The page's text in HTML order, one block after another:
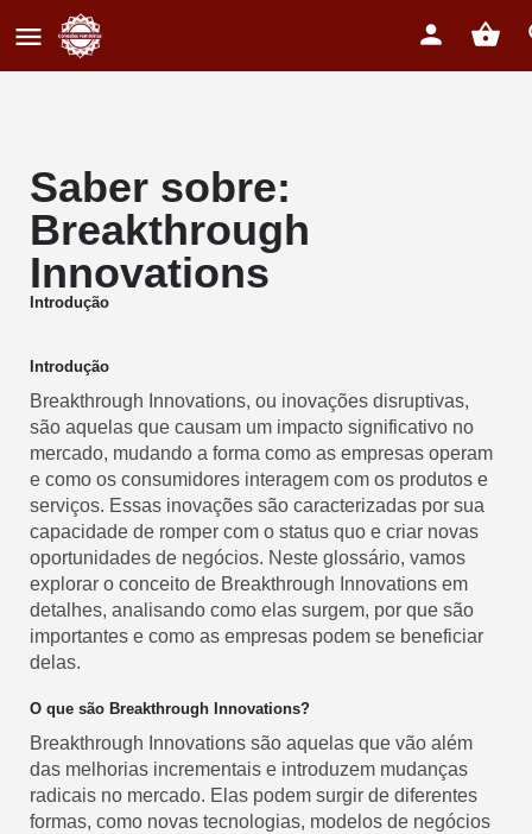
Saber sobre:
Breakthrough
Innovations
Introdução
Introdução
Breakthrough Innovations, ou inovações disruptivas,
são aquelas que causam um impacto significativo no
mercado, mudando a forma como as empresas operam
e como os consumidores interagem com os produtos e
serviços. Essas inovações são caracterizadas por sua
capacidade de romper com o status quo e criar novas
oportunidades de negócios. Neste glossário, vamos
explorar o conceito de Breakthrough Innovations em
detalhes, analisando como elas surgem, por que são
importantes e como as empresas podem se beneficiar
delas.
O que são Breakthrough Innovations?
Breakthrough Innovations são aquelas que vão além
das melhorias incrementais e introduzem mudanças
radicais no mercado. Elas podem surgir de diferentes
formas, como novas tecnologias, modelos de negócios